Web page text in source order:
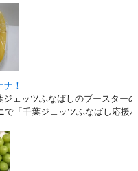
！
ェッツふなばしのブースター
で「千葉ジェッツふなばし応援